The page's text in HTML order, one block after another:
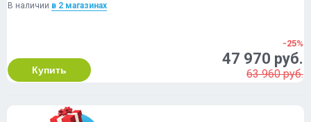
В наличии в 2 магазинах
Купить
-25%
47 970 руб.
63 960 руб.